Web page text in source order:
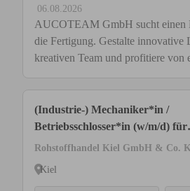
06.08.2026
AUCOTEAM GmbH sucht einen
die Fertigung. Gestalte innovative
kreativen Team und profitiere von
(Industrie-) Mechaniker*in /
Betriebsschlosser*in (w/m/d) für
Recyclingbetrieb in Kiel
Rohstoffhandel Kiel GmbH & Co.
Kiel